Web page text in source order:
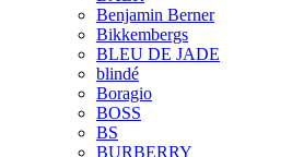
Benjamin Berner
Bikkembergs
BLEU DE JADE
blindé
Boragio
BOSS
BS
BURBERRY